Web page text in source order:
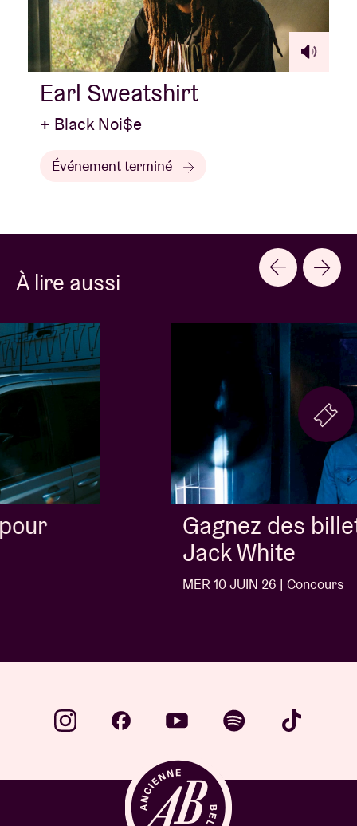
Earl Sweatshirt
+ Black Noi$e
Événement terminé
À lire aussi
Gagnez des billets pour
MER 10 JUIN 26 | Concours